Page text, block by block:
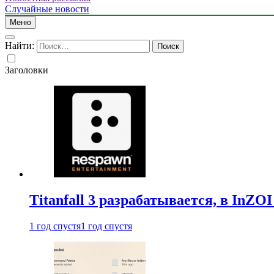
Случайные новости
Меню
Найти:
Заголовки
Titanfall 3 разрабатывается, в
1 год спустя1 год спустя